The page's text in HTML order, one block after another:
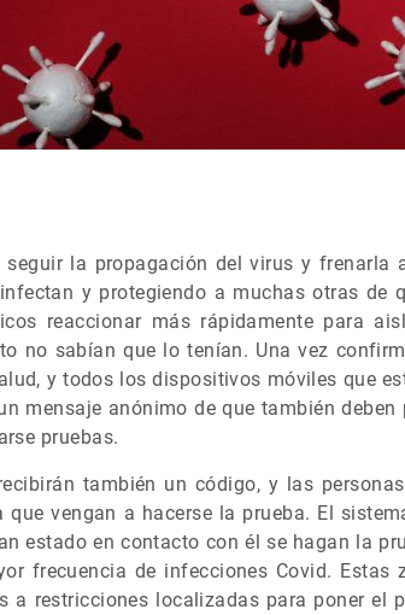
la propagación del virus y frenarla
y protegiendo a muchas otras de
reaccionar más rápidamente para
no sabían que lo tenían. Una vez
y todos los dispositivos móviles que
mensaje anónimo de que también
pruebas.
también un código, y las
que vengan a hacerse la prueba. El
estado en contacto con él se hagan la
frecuencia de infecciones Covid. Estas
a restricciones localizadas para poner el